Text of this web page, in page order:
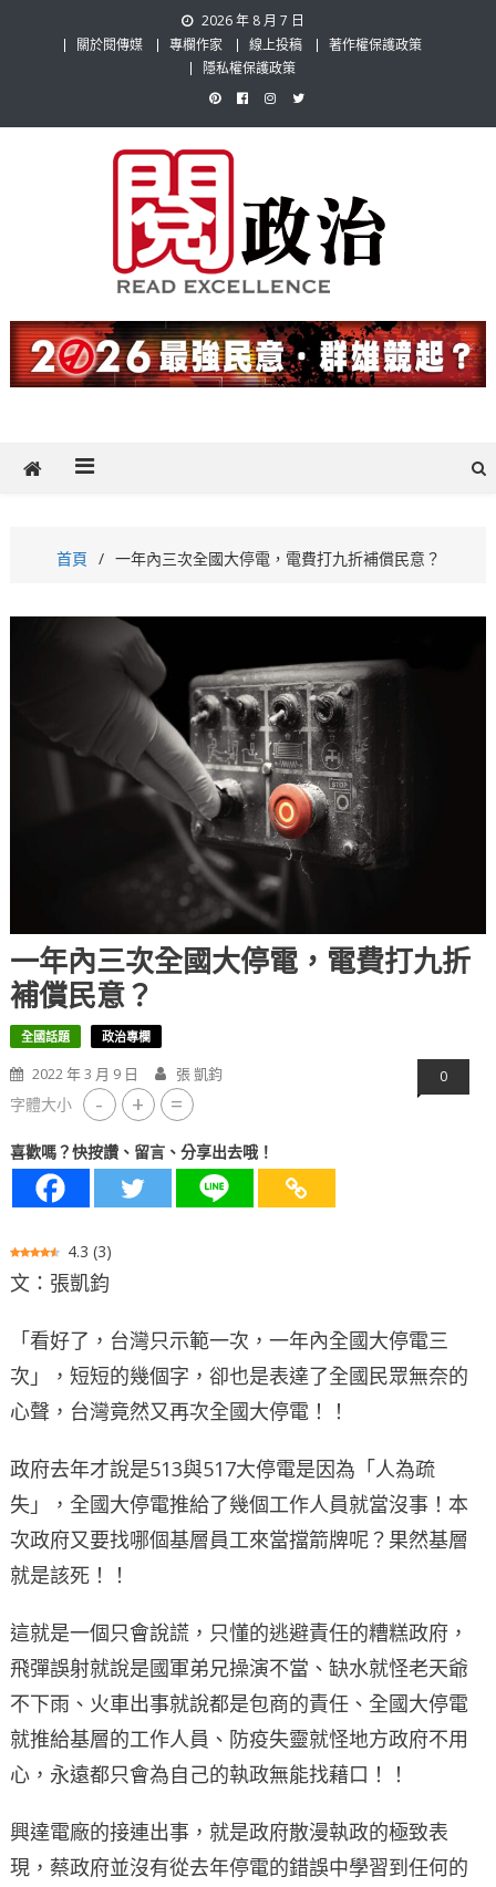
2026 年 8 月 7 日
關於閱傳媒
專欄作家 線上投稿
著作權保護政策
隱私權保護政策
閱政治 Read Gov News
題，也要專業評論，閱政治與多元的政治評論家與專欄作家邀稿合作，
讓讀者有最多元和專業的選擇。
首頁 一年內三次全國大停電，電費打九折補償民意？
一年內三次全國大停電，電費打九折
補償民意？
全國話題 政治專欄
2022 年 3 月 9 日 張 凱鈞 0
字體大小 - + =
喜歡嗎？快按讚、留言、分享出去哦！
4.3 (3)
文：張凱鈞
「看好了，台灣只示範一次，一年內全國大停電三
次」，短短的幾個字，卻也是表達了全國民眾無奈的
心聲，台灣竟然又再次全國大停電！！
政府去年才說是513與517大停電是因為「人為疏
失」，全國大停電推給了幾個工作人員就當沒事！本
次政府又要找哪個基層員工來當擋箭牌呢？果然基層
就是該死！！
這就是一個只會說謊，只懂的逃避責任的糟糕政府，
飛彈誤射就說是國軍弟兄操演不當、缺水就怪老天爺
不下雨、火車出事就說都是包商的責任、全國大停電
就推給基層的工作人員、防疫失靈就怪地方政府不用
心，永遠都只會為自己的執政無能找藉口！！
興達電廠的接連出事，就是政府散漫執政的極致表
現，蔡政府並沒有從去年停電的錯誤中學習到任何的